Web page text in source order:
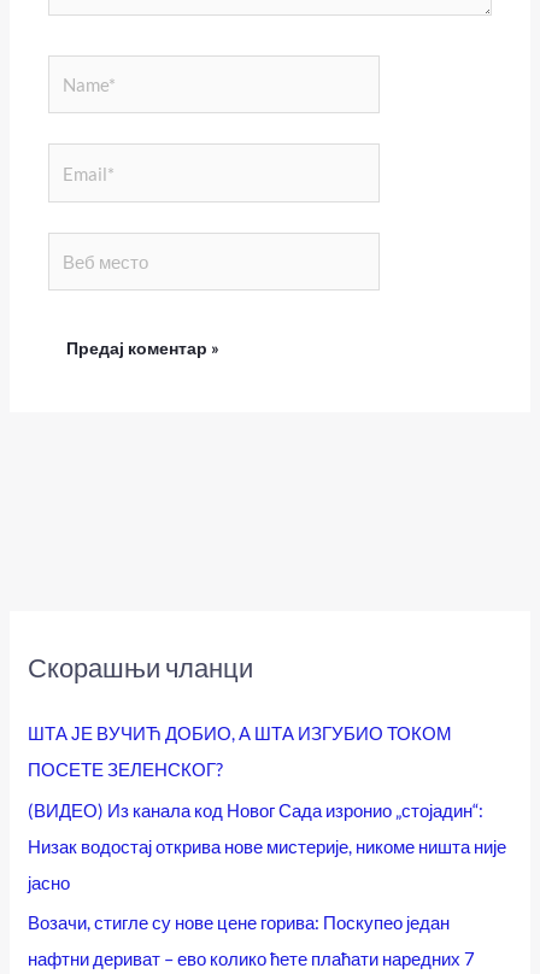
место
Скорашњи чланци
ШТА ЈЕ ВУЧИЋ ДОБИО, А ШТА ИЗГУБИО ТОКОМ
ПОСЕТЕ ЗЕЛЕНСКОГ?
(ВИДЕО) Из канала код Новог Сада изронио „стојадин“:
Низак водостај открива нове мистерије, никоме ништа није
јасно
Возачи, стигле су нове цене горива: Поскупео један
нафтни дериват – ево колико ћете плаћати наредних 7